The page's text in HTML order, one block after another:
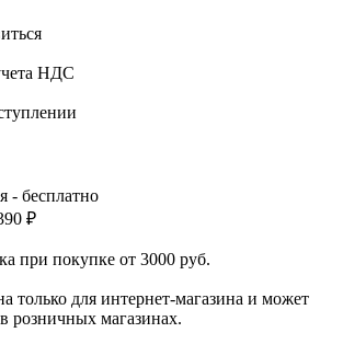
НДС
- бесплатно
₽
при покупке от 3000 руб.
только для интернет-магазина и может
розничных магазинах.